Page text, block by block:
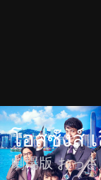
โอสซังส์
劇場版 おっ